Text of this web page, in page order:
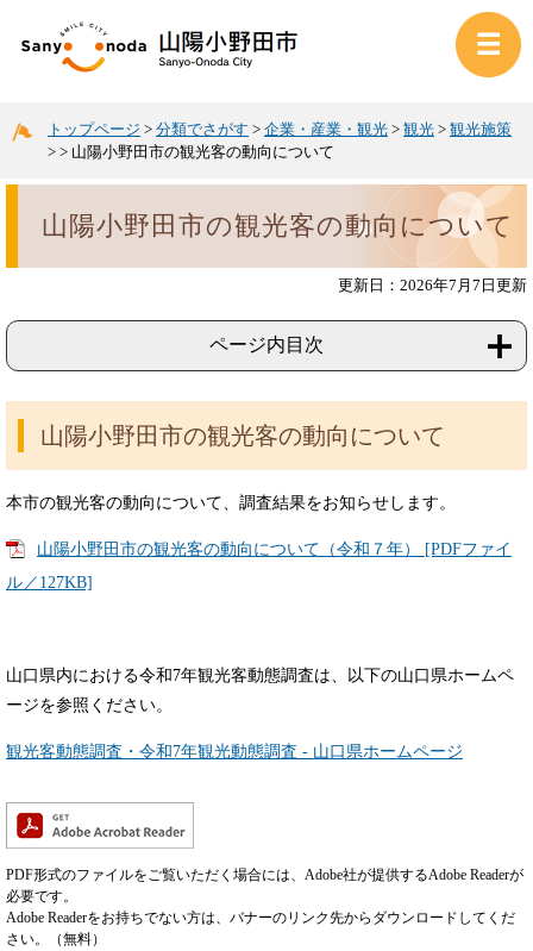
トップページ > 分類でさがす > 企業・産業・観光 > 観光 > 観光施策
> > 山陽小野田市の観光客の動向について
山陽小野田市の観光客の動向について
更新日：2026年7月7日更新
ページ内目次
山陽小野田市の観光客の動向について
本市の観光客の動向について、調査結果をお知らせします。
山陽小野田市の観光客の動向について（令和７年） [PDFファイ
ル／127KB]
山口県内における令和7年観光客動態調査は、以下の山口県ホームペ
ージを参照ください。
観光客動態調査・令和7年観光動態調査 - 山口県ホームページ
PDF形式のファイルをご覧いただく場合には、Adobe社が提供するAdobe Readerが
必要です。
Adobe Readerをお持ちでない方は、バナーのリンク先からダウンロードしてくだ
さい。（無料）